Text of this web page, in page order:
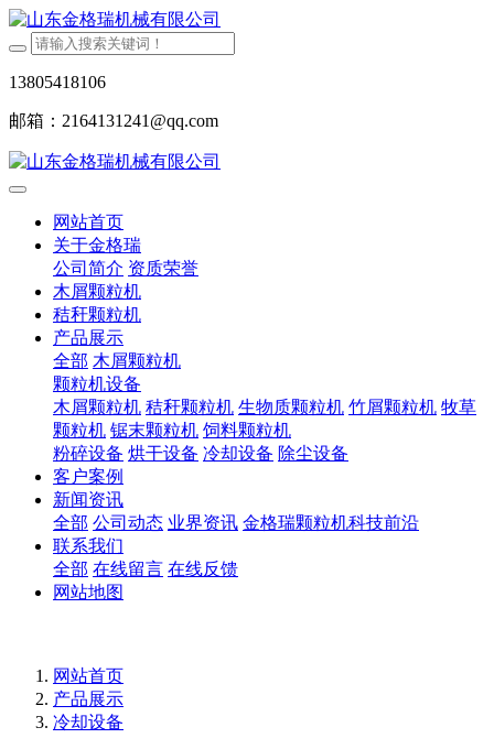
13805418106
邮箱：2164131241@qq.com
网站首页
关于金格瑞
公司简介 资质荣誉
木屑颗粒机
秸秆颗粒机
产品展示
全部 木屑颗粒机
颗粒机设备
木屑颗粒机 秸秆颗粒机 生物质颗粒机 竹屑颗粒机 牧草
颗粒机 锯末颗粒机 饲料颗粒机
粉碎设备 烘干设备 冷却设备 除尘设备
客户案例
新闻资讯
全部 公司动态 业界资讯 金格瑞颗粒机科技前沿
联系我们
全部 在线留言 在线反馈
网站地图
网站首页
产品展示
冷却设备